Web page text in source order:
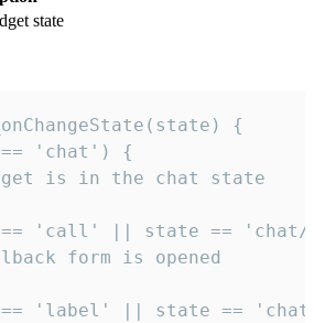
state
{
'chat') {
is in the chat state
'call' || state ==
form is opened
'label' || state ==